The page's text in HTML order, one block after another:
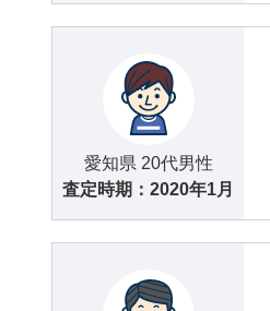
愛知県 20代男性
査定時期： 2020年1月